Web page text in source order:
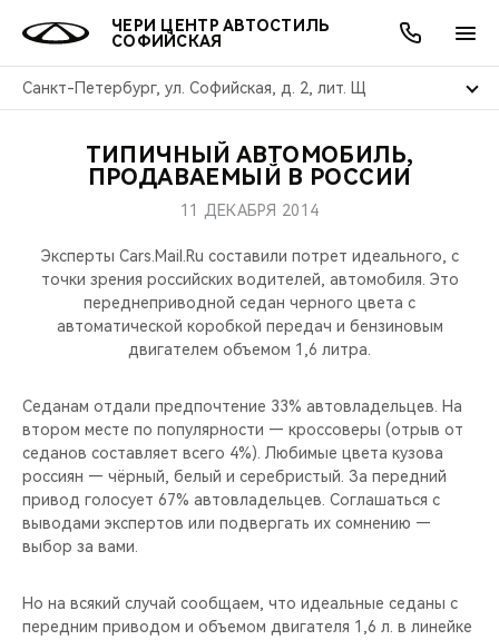
ЧЕРИ ЦЕНТР АВТОСТИЛЬ
СОФИЙСКАЯ
Санкт-Петербург, ул. Софийская, д. 2, лит. Щ
МОДЕЛИ
КРОССОВЕРЫ
НОВИНКИ
ПОКУПАТЕЛЯМ
КРЕДИТ И СТРАХОВАНИЕ
ВЛАДЕЛЬЦАМ
ЗАПЧАСТИ И АКСЕССУАРЫ
ПОДДЕРЖКА
МИР CHERY
О БРЕНДЕ
CHERY В СОЦСЕТЯХ
CHERY REMOTE
CHERY И СПОРТ
НАШИ МЕРОПРИЯТИЯ
АКЦИИ
ОНЛАЙН СЕРВИСЫ
КРЕДИТ
О КОМПАНИИ
МЫ В СОЦСЕТЯХ
ТИПИЧНЫЙ АВТОМОБИЛЬ,
ПРОДАВАЕМЫЙ В РОССИИ
11 ДЕКАБРЯ 2014
Эксперты Cars.Mail.Ru составили потрет идеального, с
точки зрения российских водителей, автомобиля. Это
переднеприводной седан черного цвета с
автоматической коробкой передач и бензиновым
двигателем объемом 1,6 литра.
Седанам отдали предпочтение 33% автовладельцев. На
втором месте по популярности — кроссоверы (отрыв от
седанов составляет всего 4%). Любимые цвета кузова
россиян — чёрный, белый и серебристый. За передний
привод голосует 67% автовладельцев. Соглашаться с
выводами экспертов или подвергать их сомнению —
выбор за вами.
Но на всякий случай сообщаем, что идеальные седаны с
передним приводом и объемом двигателя 1,6 л. в линейке